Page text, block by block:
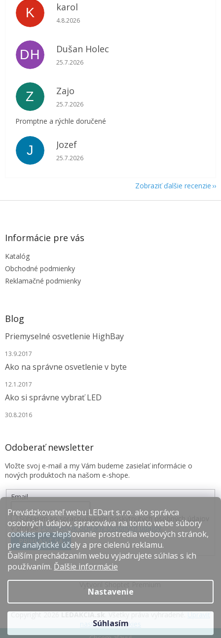
Prevádzkovateľ webu LEDart s.r.o. ako správca
osobných údajov, spracováva na tomto webe súbory
cookies pre zlepšovanie prostredia webových stránok,
pre analytické účely a pre cielenú reklamu.
Ďalším prechádzaním webu vyjadrujete súhlas s ich
používaním. Ďalšie informácie
Nastavenie
Súhlasím
K karol
Hodnotenie obchodu je 5 z 5 hviezdičiek.
4.8.2026
DH Dušan Holec
Hodnotenie obchodu je 5 z 5 hviezdičiek.
25.7.2026
Z Zajo
Hodnotenie obchodu je 5 z 5 hviezdičiek.
25.7.2026
Promptne a rýchle doručené
J Jozef
Hodnotenie obchodu je 5 z 5 hviezdičiek.
25.7.2026
Zobraziť ďalšie recenzie
Z
Informácie pre vás
Katalóg
Obchodné podmienky
Reklamačné podmienky
Blog
Priemyselné osvetlenie HighBay
13.9.2017
Ako na správne osvetlenie v byte
12.1.2017
Ako si správne vybrať LED
30.8.2016
Odoberať newsletter
Vložte svoj e-mail a my Vám budeme zasielať informácie o
nových produktoch na našom e-shope.
Email
Súhlasím so spracovávaním poskytnutých osobných údajov
v zmysle Podmienok ochrany osobných údajov.
PRIHLÁSIŤ SA
nastavenie cookies